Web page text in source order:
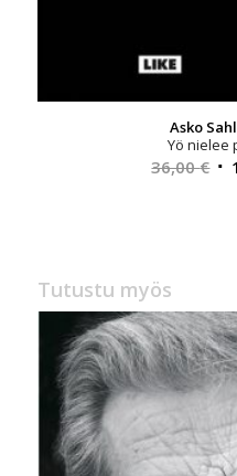
Asko
Yö nielee
36,00€
Tutustu myös